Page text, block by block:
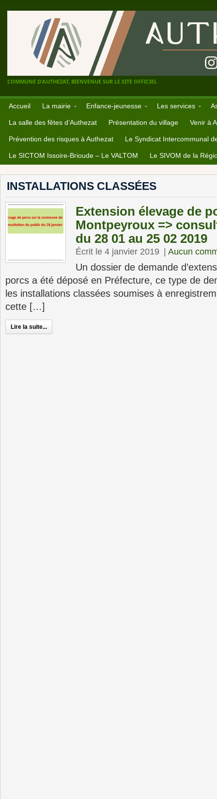
COMMUNE D'AUTHEZAT, BIENVENUE SUR LE SITE OFFICIEL
Accueil La mairie Enfance-jeunesse Les services
La salle des fêtes d’Authezat Présentation du village Venir à
Prévention des risques à Authezat Le Syndicat Intercommunal
Le SICTOM Issoire-Brioude – Le VALTOM Le SIVOM de la
INSTALLATIONS CLASSÉES
Extension élevage de
Montpeyroux =>
du 28 01 au 25 02 2019
Écrit le 4 janvier 2019 Aucun
Un dossier de demande
porcs a été déposé en Préfecture, ce type de
les installations classées soumises à
cette […]
Lire la suite...